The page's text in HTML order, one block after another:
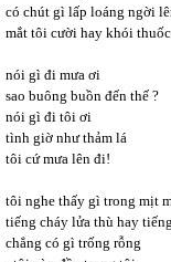
có chút gì lấp loáng ngời
mắt tôi cười hay khói
nói gì đi mưa ơi
sao buông buồn đến thế ?
nói gì đi tôi ơi
tình giờ như thảm lá
tôi cứ mưa lên đi!
tôi nghe thấy gì trong mịt
tiếng cháy lửa thù hay
chẳng có gì trống rỗng